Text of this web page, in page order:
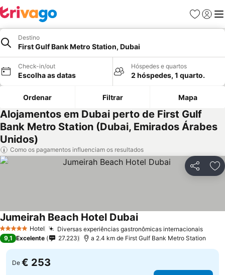
Favoritos
Iniciar
Destino
First Gulf Bank Metro Station, Dubai
Check-in/out
Escolha as datas
Hóspedes e quartos
2 hóspedes, 1 quarto.
Ordenar Filtrar Mapa
Alojamentos em Dubai perto de First Gulf
Bank Metro Station (Dubai, Emirados Árabes
Unidos)
Como os pagamentos influenciam os resultados
Partilhar
5 Estrelas Hotel Diversas experiências gastronômicas internacionais
Jumeirah Beach Hotel Dubai
9,1 Excelente 27.223 a 2.4 km de First Gulf Bank Metro Station
De € 253